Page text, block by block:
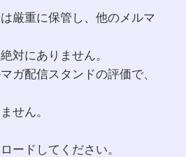
厳重に保管し、他のメルマ
対にありません。
ガ配信スタンドの評価で、
せん。
ードしてください。